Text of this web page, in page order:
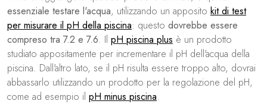
essenziale testare l'acqua, utilizzando un apposito kit di test
per misurare il pH della piscina: questo dovrebbe essere
compreso tra 7.2 e 7.6. Il pH piscina plus è un prodotto
studiato appositamente per incrementare il pH dell'acqua della
piscina. Dall'altro lato, se il pH risulta essere troppo alto, dovrai
abbassarlo utilizzando un prodotto per la regolazione del pH,
come ad esempio il pH minus piscina.